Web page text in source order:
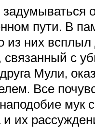
задумываться
пути. В
из них
связанный с
Мули,
Все
мук
их